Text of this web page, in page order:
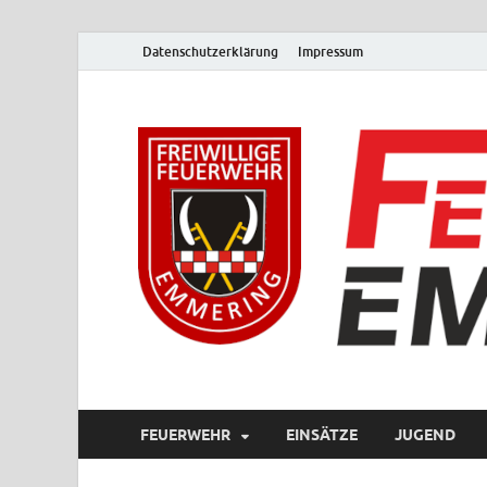
Datenschutzerklärung Impressum
FEUERWEHR EINSÄTZE JUGEND